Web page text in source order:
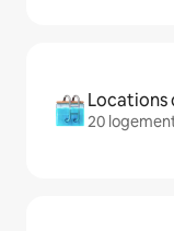
Locations
20